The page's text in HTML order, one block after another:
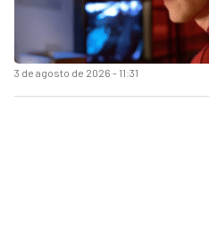
3 de agosto de 2026 - 11:31